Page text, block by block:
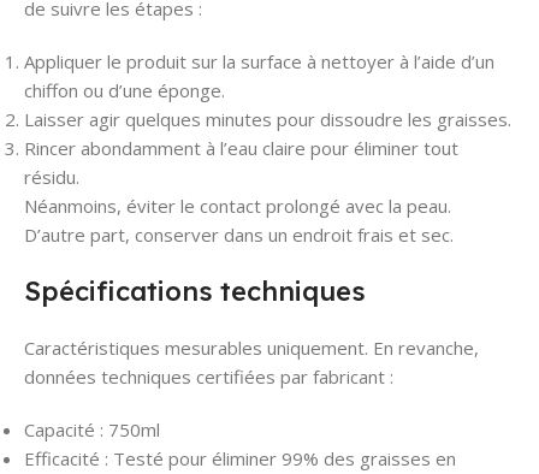
de suivre les étapes :
Appliquer le produit sur la surface à nettoyer à l’aide d’un
chiffon ou d’une éponge.
Laisser agir quelques minutes pour dissoudre les graisses.
Rincer abondamment à l’eau claire pour éliminer tout
résidu.
Néanmoins, éviter le contact prolongé avec la peau.
D’autre part, conserver dans un endroit frais et sec.
Spécifications techniques
Caractéristiques mesurables uniquement. En revanche,
données techniques certifiées par fabricant :
Capacité : 750ml
Efficacité : Testé pour éliminer 99% des graisses en